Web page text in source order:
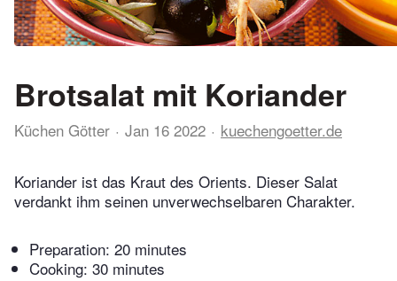
Brotsalat mit Koriander
Küchen Götter Jan 16 2022 kuechengoetter.de
Koriander ist das Kraut des Orients. Dieser Salat
verdankt ihm seinen unverwechselbaren Charakter.
Preparation: 20 minutes
Cooking: 30 minutes